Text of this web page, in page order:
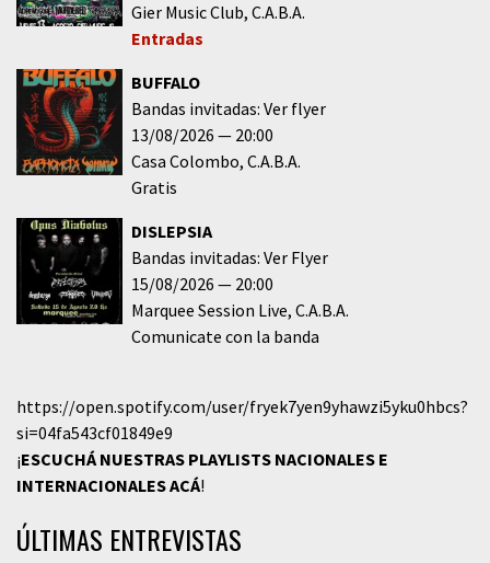
Gier Music Club C.A.B.A.
Entradas
BUFFALO
Bandas invitadas: Ver flyer
13/08/2026
20:00
Casa Colombo C.A.B.A.
Gratis
DISLEPSIA
Bandas invitadas: Ver Flyer
15/08/2026
20:00
Marquee Session Live C.A.B.A.
Comunicate con la banda
https://open.spotify.com/user/fryek7yen9yhawzi5yku0hbcs?
si=04fa543cf01849e9
¡ESCUCHÁ NUESTRAS PLAYLISTS NACIONALES E
INTERNACIONALESACÁ!
ÚLTIMAS ENTREVISTAS